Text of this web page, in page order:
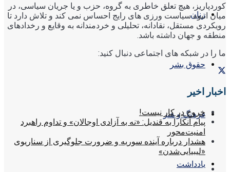
زنان
حقوق بشر
فرهنگ و هنر
یادداشت
کوردپاریز، هیچ تعلق خاطری به گروه، حزب و یا جریان سیاسی، در
میان انبوه سیاست ورزی های رایج احساس نمی کند و تلاش دارد تا
رویکردی مستقل، نقادانه، تحلیلی و خردمندانه به وقایع و رخدادهای
منطقه و جهان داشته باشد.
ما را در شبکه های اجتماعی دنبال کنید:
اخبار اخیر
خروج در کار نیست!
پیام آنکارا به قندیل: «نه به آزادی اوجالان» و تداوم راهبرد
امنیت‌محور
هشدار درباره آینده سوریه و ضرورت جلوگیری از سناریوی
«لیبیایی‌شدن»